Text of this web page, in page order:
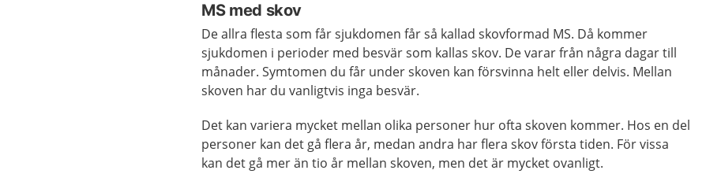
MS med skov
De allra flesta som får sjukdomen får så kallad skovformad MS. Då kommer
sjukdomen i perioder med besvär som kallas skov. De varar från några dagar till
månader. Symtomen du får under skoven kan försvinna helt eller delvis. Mellan
skoven har du vanligtvis inga besvär.
Det kan variera mycket mellan olika personer hur ofta skoven kommer. Hos en del
personer kan det gå flera år, medan andra har flera skov första tiden. För vissa
kan det gå mer än tio år mellan skoven, men det är mycket ovanligt.